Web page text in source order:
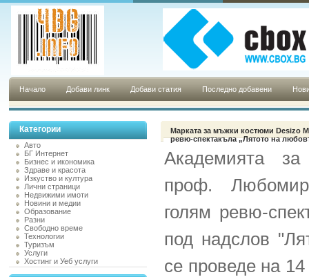
Начало Добави линк Добави статия Последно добавени
Категории
Авто
БГ Интернет
Бизнес и икономика
Здраве и красота
Изкуство и култура
Лични страници
Недвижими имоти
Новини и медии
Образование
Разни
Свободно време
Технологии
Туризъм
Услуги
Хостинг и Уеб услуги
Mарката за мъжки костюми Desizo
ревю-спектакъла „Лятото на
Академията
проф. Любомир
голям ревю-
под надслов
се проведе на